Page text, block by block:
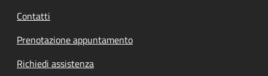
Contatti
Prenotazione appuntamento
Richiedi assistenza